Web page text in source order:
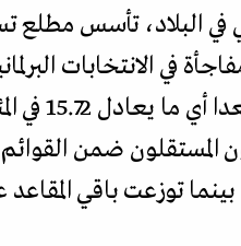
في البلاد، تأسس
الانتخابات
"التجمع
"حركة مجتمع السلم" بـ68 مقعدا،